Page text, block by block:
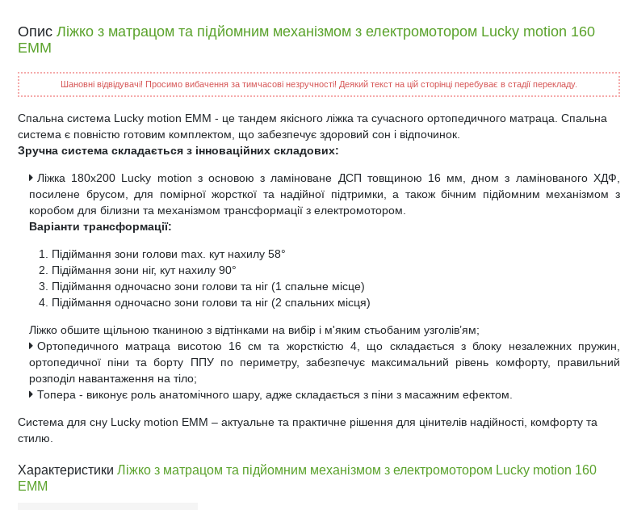
Опис Ліжко з матрацом та підйомним механізмом з електромотором Lucky motion 160
EMM
Шановні відвідувачі! Просимо вибачення за тимчасові незручності! Деякий текст на цій сторінці перебуває в стадії перекладу.
Спальна система Lucky motion EMM - це тандем якісного ліжка та сучасного ортопедичного матраца. Спальна
система є повністю готовим комплектом, що забезпечує здоровий сон і відпочинок.
Зручна система складається з інноваційних складових:
Ліжка 180х200 Lucky motion з основою з ламіноване ДСП товщиною 16 мм, дном з ламінованого ХДФ,
посилене брусом, для помірної жорсткої та надійної підтримки, а також бічним підйомним механізмом з
коробом для білизни та механізмом трансформації з електромотором.
Варіанти трансформації:
Підіймання зони голови max. кут нахилу 58°
Підіймання зони ніг, кут нахилу 90°
Підіймання одночасно зони голови та ніг (1 спальне місце)
Підіймання одночасно зони голови та ніг (2 спальних місця)
Ліжко обшите щільною тканиною з відтінками на вибір і м'яким стьобаним узголів’ям;
Ортопедичного матраца висотою 16 см та жорсткістю 4, що складається з блоку незалежних пружин,
ортопедичної піни та борту ППУ по периметру, забезпечує максимальний рівень комфорту, правильний
розподіл навантаження на тіло;
Топера - виконує роль анатомічного шару, адже складається з піни з масажним ефектом.
Система для сну Lucky motion EMM – актуальне та практичне рішення для цінителів надійності, комфорту та
стилю.
Характеристики Ліжко з матрацом та підйомним механізмом з електромотором Lucky motion 160
EMM